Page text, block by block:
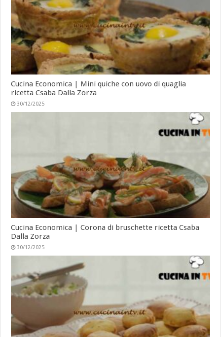
Cucina Economica | Mini quiche con uovo di quaglia
ricetta Csaba Dalla Zorza
30/12/2025
Cucina Economica | Corona di bruschette ricetta Csaba
Dalla Zorza
30/12/2025